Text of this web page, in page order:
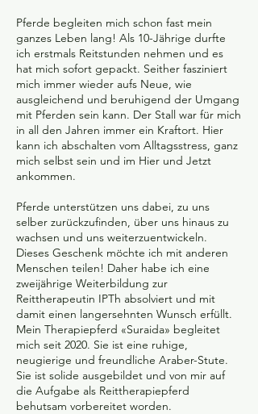
Pferde begleiten mich schon fast mein
ganzes Leben lang! Als 10-Jährige durfte
ich erstmals Reitstunden nehmen und es
hat mich sofort gepackt. Seither fasziniert
mich immer wieder aufs Neue, wie
ausgleichend und beruhigend der Umgang
mit Pferden sein kann. Der Stall war für mich
in all den Jahren immer ein Kraftort. Hier
kann ich abschalten vom Alltagsstress, ganz
mich selbst sein und im Hier und Jetzt
ankommen.
Pferde unterstützen uns dabei, zu uns
selber zurückzufinden, über uns hinaus zu
wachsen und uns weiterzuentwickeln.
Dieses Geschenk möchte ich mit anderen
Menschen teilen! Daher habe ich eine
zweijährige Weiterbildung zur
Reittherapeutin IPTh absolviert und mit
damit einen langersehnten Wunsch erfüllt.
Mein Therapiepferd «Suraida» begleitet
mich seit 2020. Sie ist eine ruhige,
neugierige und freundliche Araber-Stute.
Sie ist solide ausgebildet und von mir auf
die Aufgabe als Reittherapiepferd
behutsam vorbereitet worden.